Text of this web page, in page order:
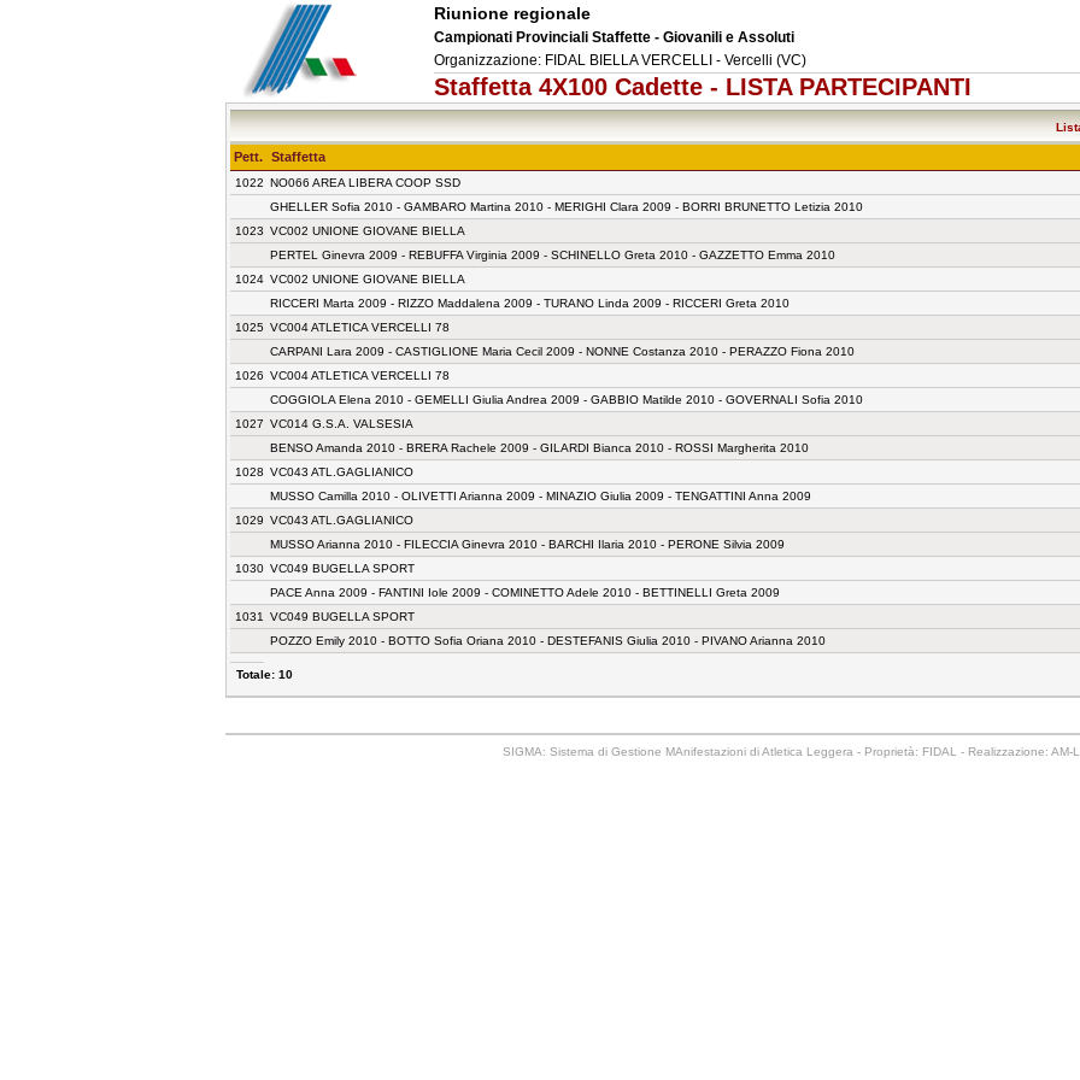
Riunione regionale
Campionati Provinciali Staffette - Giovanili e Assoluti
Organizzazione: FIDAL BIELLA VERCELLI - Vercelli (VC)
Staffetta 4X100 Cadette - LISTA PARTECIPANTI
Pett. Staffetta
1022 NO066 AREA LIBERA COOP SSD
GHELLER Sofia 2010 - GAMBARO Martina 2010 - MERIGHI Clara 2009 - BORRI BRUNETTO Letizia 2010
1023 VC002 UNIONE GIOVANE BIELLA
PERTEL Ginevra 2009 - REBUFFA Virginia 2009 - SCHINELLO Greta 2010 - GAZZETTO Emma 2010
1024 VC002 UNIONE GIOVANE BIELLA
RICCERI Marta 2009 - RIZZO Maddalena 2009 - TURANO Linda 2009 - RICCERI Greta 2010
1025 VC004 ATLETICA VERCELLI 78
CARPANI Lara 2009 - CASTIGLIONE Maria Cecil 2009 - NONNE Costanza 2010 - PERAZZO Fiona 2010
1026 VC004 ATLETICA VERCELLI 78
COGGIOLA Elena 2010 - GEMELLI Giulia Andrea 2009 - GABBIO Matilde 2010 - GOVERNALI Sofia 2010
1027 VC014 G.S.A. VALSESIA
BENSO Amanda 2010 - BRERA Rachele 2009 - GILARDI Bianca 2010 - ROSSI Margherita 2010
1028 VC043 ATL.GAGLIANICO
MUSSO Camilla 2010 - OLIVETTI Arianna 2009 - MINAZIO Giulia 2009 - TENGATTINI Anna 2009
1029 VC043 ATL.GAGLIANICO
MUSSO Arianna 2010 - FILECCIA Ginevra 2010 - BARCHI Ilaria 2010 - PERONE Silvia 2009
1030 VC049 BUGELLA SPORT
PACE Anna 2009 - FANTINI Iole 2009 - COMINETTO Adele 2010 - BETTINELLI Greta 2009
1031
VC049 BUGELLA SPORT
POZZO Emily 2010 - BOTTO Sofia Oriana 2010 - DESTEFANIS Giulia 2010 - PIVANO Arianna 2010
Totale: 10
SIGMA: Sistema di Gestione MAnifestazioni di Atletica Leggera - Proprietà: FIDAL - Realizzazione: AM-